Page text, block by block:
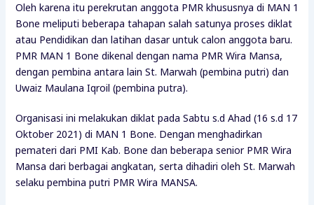
Oleh karena itu perekrutan anggota PMR khususnya di MAN 1
Bone meliputi beberapa tahapan salah satunya proses diklat
atau Pendidikan dan latihan dasar untuk calon anggota baru.
PMR MAN 1 Bone dikenal dengan nama PMR Wira Mansa,
dengan pembina antara lain St. Marwah (pembina putri) dan
Uwaiz Maulana Iqroil (pembina putra).
Organisasi ini melakukan diklat pada Sabtu s.d Ahad (16 s.d 17
Oktober 2021) di MAN 1 Bone. Dengan menghadirkan
pemateri dari PMI Kab. Bone dan beberapa senior PMR Wira
Mansa dari berbagai angkatan, serta dihadiri oleh St. Marwah
selaku pembina putri PMR Wira MANSA.